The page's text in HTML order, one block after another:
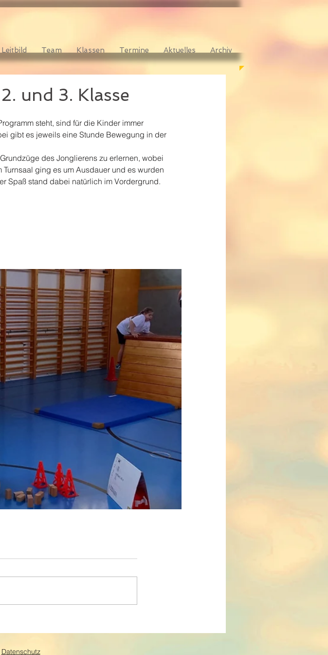
Leitbild Team Klassen Termine Aktuelles Archiv
und 3. Klasse
steht, sind für die Kinder immer
gibt es jeweils eine Stunde Bewegung in der
des Jonglierens zu erlernen, wobei
ging es um Ausdauer und es wurden
Spaß stand dabei natürlich im Vordergrund.
Datenschutz